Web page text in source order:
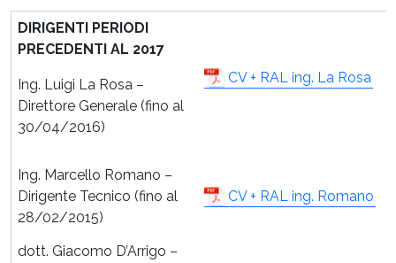
DIRIGENTI PERIODI
PRECEDENTI AL 2017
Ing. Luigi La Rosa –
Direttore Generale (fino al
30/04/2016)
CV + RAL ing. La Rosa
Ing. Marcello Romano –
Dirigente Tecnico (fino al
28/02/2015)
CV + RAL ing. Romano
dott. Giacomo D’Arrigo –